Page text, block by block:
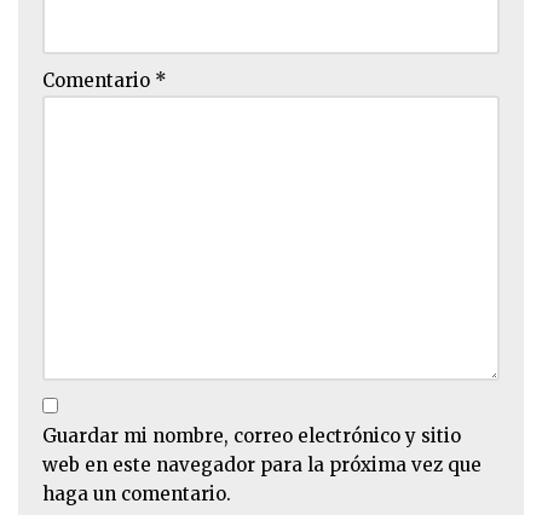
Comentario *
Guardar mi nombre, correo electrónico y sitio
web en este navegador para la próxima vez que
haga un comentario.